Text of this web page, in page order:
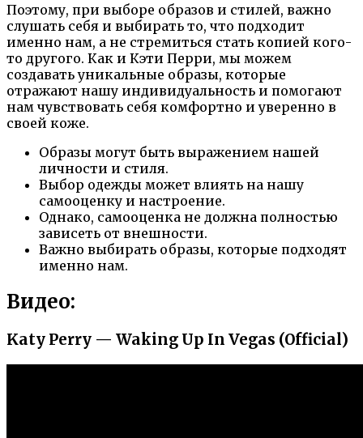
Поэтому, при выборе образов и стилей, важно
слушать себя и выбирать то, что подходит
именно нам, а не стремиться стать копией кого-
то другого. Как и Кэти Перри, мы можем
создавать уникальные образы, которые
отражают нашу индивидуальность и помогают
нам чувствовать себя комфортно и уверенно в
своей коже.
Образы могут быть выражением нашей
личности и стиля.
Выбор одежды может влиять на нашу
самооценку и настроение.
Однако, самооценка не должна полностью
зависеть от внешности.
Важно выбирать образы, которые подходят
именно нам.
Видео:
Katy Perry — Waking Up In Vegas (Official)